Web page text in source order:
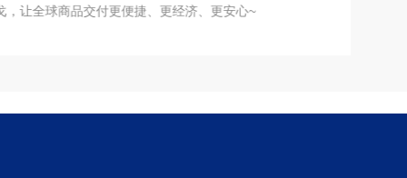
，让全球商品交付更便捷、更经济、更安心~